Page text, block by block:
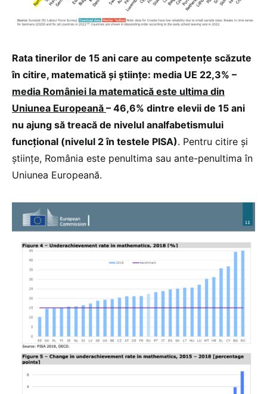
Rata tinerilor de 15 ani care au competențe scăzute
în citire, matematică și științe: media UE 22,3% –
media României la matematică este ultima din
Uniunea Europeană – 46,6% dintre elevii de 15 ani
nu ajung să treacă de nivelul analfabetismului
funcțional (nivelul 2 în testele PISA). Pentru citire și
științe, România este penultima sau ante-penultima în
Uniunea Europeană.